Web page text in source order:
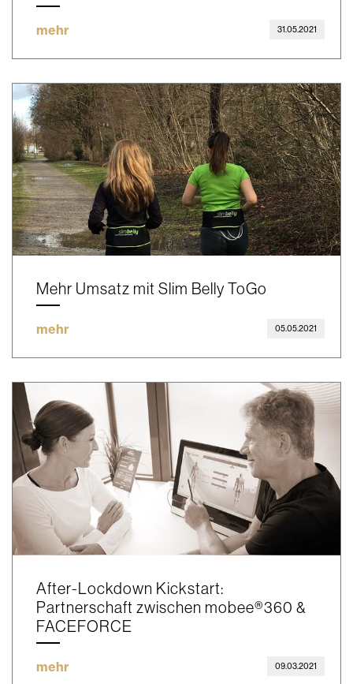
mehr 31.05.2021
Mehr Umsatz mit Slim Belly ToGo
mehr 05.05.2021
After-Lockdown Kickstart:
Partnerschaft zwischen mobee®360 &
FACEFORCE
mehr 09.03.2021